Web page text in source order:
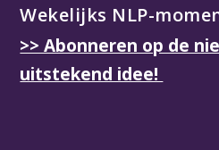
Wekelijks NLP-
>> Abonneren op de
uitstekend idee!